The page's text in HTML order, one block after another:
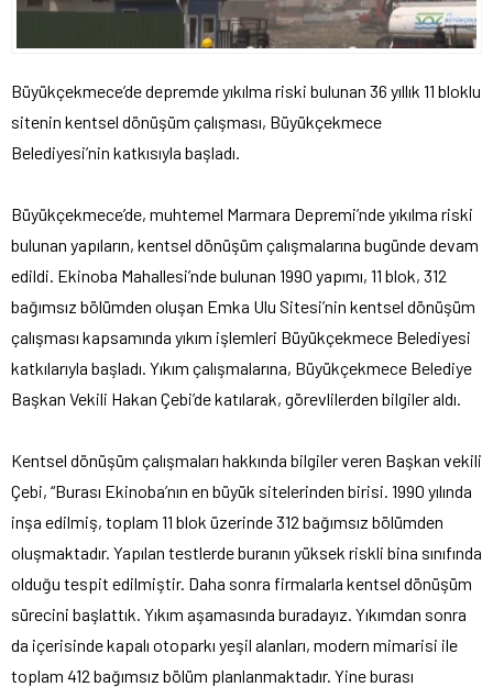
Büyükçekmece’de depremde yıkılma riski bulunan 36 yıllık 11 bloklu
sitenin kentsel dönüşüm çalışması, Büyükçekmece
Belediyesi’nin katkısıyla başladı.
Büyükçekmece’de, muhtemel Marmara Depremi’nde yıkılma riski
bulunan yapıların, kentsel dönüşüm çalışmalarına bugünde devam
edildi. Ekinoba Mahallesi’nde bulunan 1990 yapımı, 11 blok, 312
bağımsız bölümden oluşan Emka Ulu Sitesi’nin kentsel dönüşüm
çalışması kapsamında yıkım işlemleri Büyükçekmece Belediyesi
katkılarıyla başladı. Yıkım çalışmalarına, Büyükçekmece Belediye
Başkan Vekili Hakan Çebi’de katılarak, görevlilerden bilgiler aldı.
Kentsel dönüşüm çalışmaları hakkında bilgiler veren Başkan vekili
Çebi, “Burası Ekinoba’nın en büyük sitelerinden birisi. 1990 yılında
inşa edilmiş, toplam 11 blok üzerinde 312 bağımsız bölümden
oluşmaktadır. Yapılan testlerde buranın yüksek riskli bina sınıfında
olduğu tespit edilmiştir. Daha sonra firmalarla kentsel dönüşüm
sürecini başlattık. Yıkım aşamasında buradayız. Yıkımdan sonra
da içerisinde kapalı otoparkı yeşil alanları, modern mimarisi ile
toplam 412 bağımsız bölüm planlanmaktadır. Yine burası